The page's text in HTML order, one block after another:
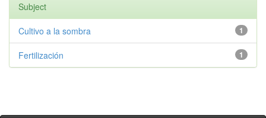
Subject
1
Cultivo a la sombra
1
Fertilización